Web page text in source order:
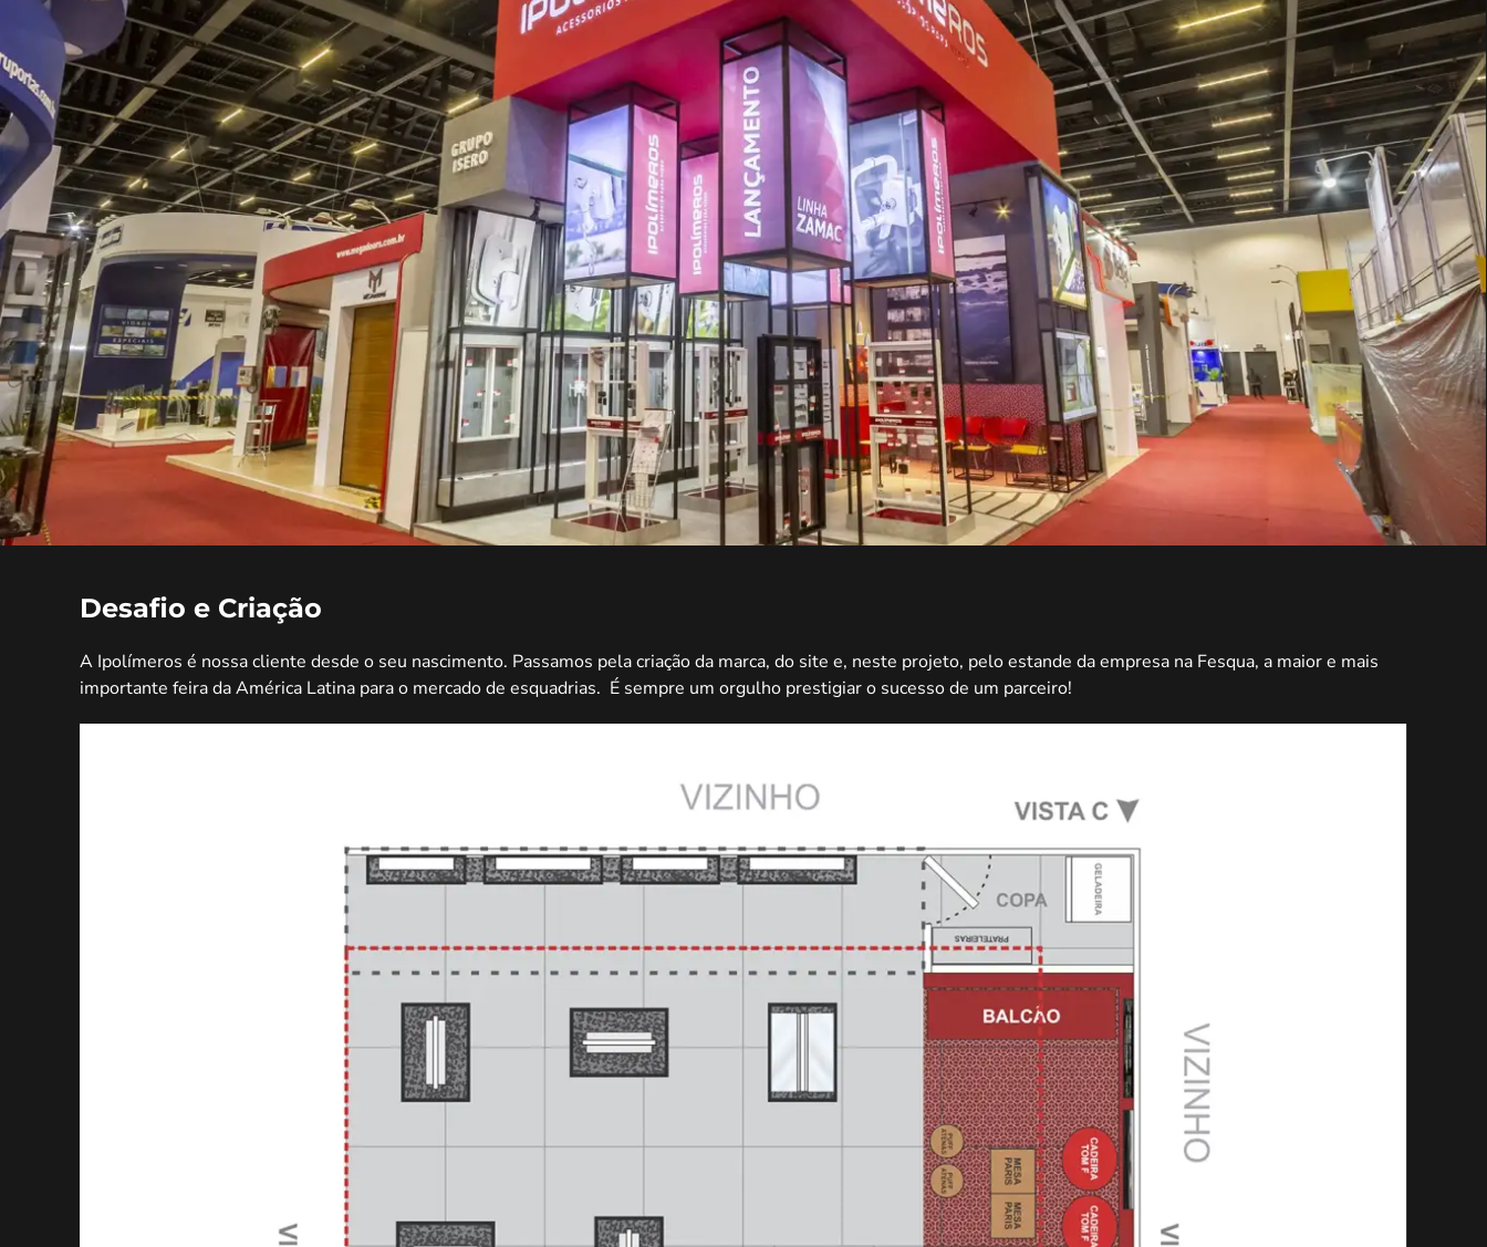
Desafio e Criação
A Ipolímeros é nossa cliente desde o seu nascimento. Passamos pela criação da marca, do site e, neste projeto, pelo estande da empresa na Fesqua, a maior e mais
importante feira da América Latina para o mercado de esquadrias. É sempre um orgulho prestigiar o sucesso de um parceiro!